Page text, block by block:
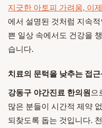
지긋한 아토피 가려움, 이
에서 설명된 것처럼 지속
쁜 일상 속에서도 건강을
습니다.
치료의 문턱을 낮추는 접근
강동구 야간진료 한의원으
많은 분들이 시간적 제약
되찾도록 돕는 것입니다.